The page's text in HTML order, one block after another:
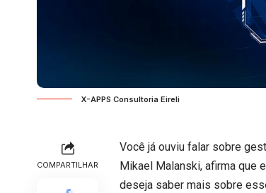
X-APPS Consultoria Eireli
COMPARTILHAR
Você já ouviu falar sobre
Mikael Malanski, afirma que
deseja saber mais sobre